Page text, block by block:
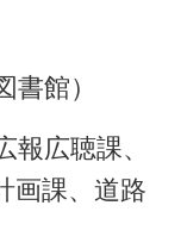
館）
広聴課、
画課、道路